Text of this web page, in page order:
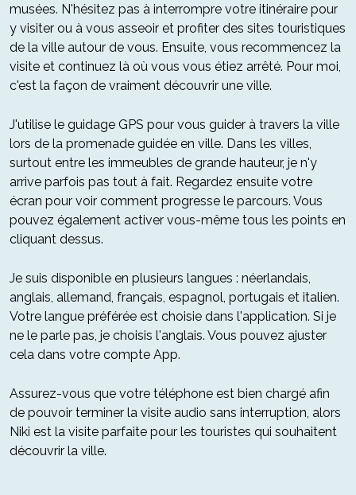
musées. N'hésitez pas à interrompre votre itinéraire pour
y visiter ou à vous asseoir et profiter des sites touristiques
de la ville autour de vous. Ensuite, vous recommencez la
visite et continuez là où vous vous étiez arrêté. Pour moi,
c'est la façon de vraiment découvrir une ville.
J'utilise le guidage GPS pour vous guider à travers la ville
lors de la promenade guidée en ville. Dans les villes,
surtout entre les immeubles de grande hauteur, je n'y
arrive parfois pas tout à fait. Regardez ensuite votre
écran pour voir comment progresse le parcours. Vous
pouvez également activer vous-même tous les points en
cliquant dessus.
Je suis disponible en plusieurs langues : néerlandais,
anglais, allemand, français, espagnol, portugais et italien.
Votre langue préférée est choisie dans l'application. Si je
ne le parle pas, je choisis l'anglais. Vous pouvez ajuster
cela dans votre compte App.
Assurez-vous que votre téléphone est bien chargé afin
de pouvoir terminer la visite audio sans interruption, alors
Niki est la visite parfaite pour les touristes qui souhaitent
découvrir la ville.